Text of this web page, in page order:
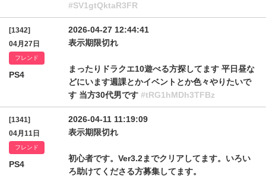
#SV1gtQktaR3FR
[1342]
04月27日
フレンド
PS4
2026-04-27 12:44:41
表示期限切れ
まったりドラクエ10遊べる方探してます 平日昼な
どにいます週課とかイベントとか色々やりたいで
す 当方30代男です #tRG1hMDh3TFBz
[1341]
04月11日
フレンド
PS4
2026-04-11 11:19:09
表示期限切れ
初心者です。Ver3.2までクリアしてます。いろい
ろ助けてくださる方募集してます。